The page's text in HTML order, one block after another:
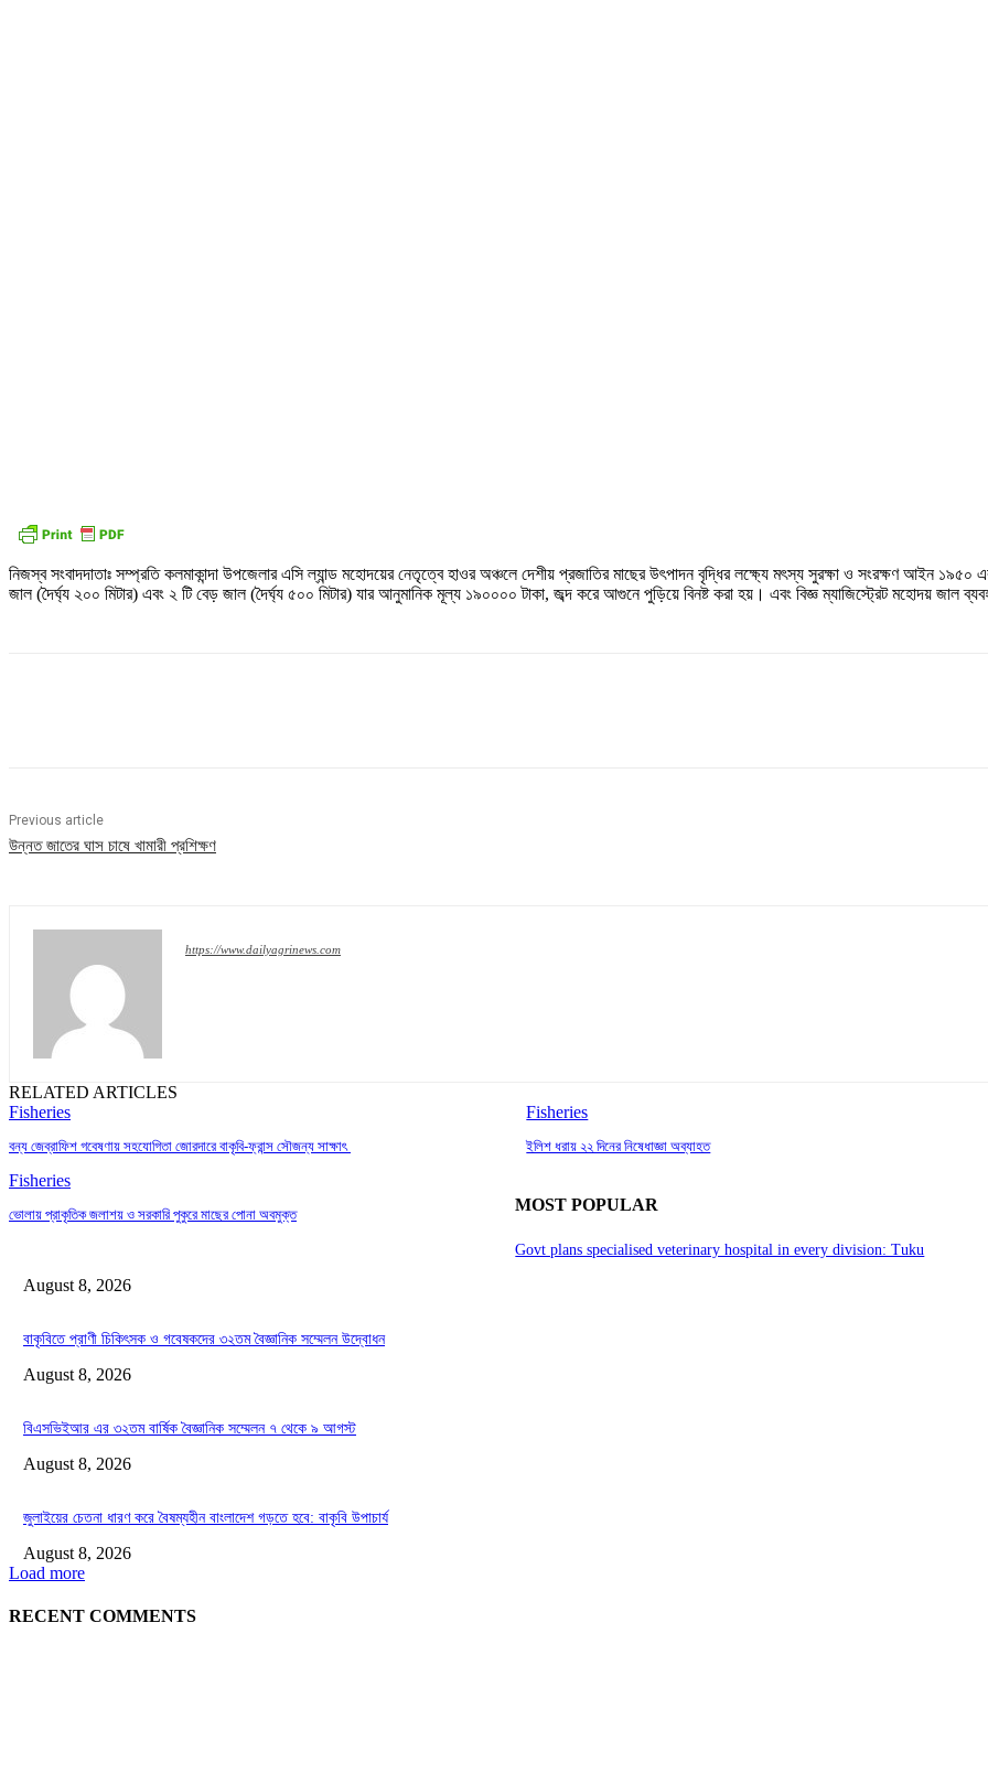
নিজস্ব সংবাদদাতাঃ সম্প্রতি কলমাকান্দা উপজেলার এসি ল্যান্ড মহোদয়ের নেতৃত্বে হাওর অঞ্চলে দেশীয় প্রজাতির মাছের উৎপাদন বৃদ্ধির লক্ষ্যে মৎস্য সুরক্ষা ও সংরক্ষণ আইন
জাল (দৈর্ঘ্য ২০০ মিটার) এবং ২ টি বেড় জাল (দৈর্ঘ্য ৫০০ মিটার) যার আনুমানিক মূল্য ১৯০০০০ টাকা, জব্দ করে আগুনে পুড়িয়ে বিনষ্ট করা হয়। এবং বিজ্ঞ ম্যাজিস্ট্রেট মহোদয় জাল
Previous article
উন্নত জাতের ঘাস চাষে খামারী প্রশিক্ষণ
https://www.dailyagrinews.com
RELATED ARTICLES
Fisheries
বন্য জেব্রাফিশ গবেষণায় সহযোগিতা জোরদারে বাকৃবি-ফ্রান্স সৌজন্য সাক্ষাৎ
Fisheries
ইলিশ ধরায় ২২ দিনের নিষেধাজ্ঞা অব্যাহত
Fisheries
ভোলায় প্রাকৃতিক জলাশয় ও সরকারি পুকুরে মাছের পোনা অবমুক্ত
MOST POPULAR
Govt plans specialised veterinary hospital in every division: Tuku
August 8, 2026
বাকৃবিতে প্রাণী চিকিৎসক ও গবেষকদের ৩২তম বৈজ্ঞানিক সম্মেলন উদ্বোধন
August 8, 2026
বিএসভিইআর এর ৩২তম বার্ষিক বৈজ্ঞানিক সম্মেলন ৭ থেকে ৯ আগস্ট
August 8, 2026
জুলাইয়ের চেতনা ধারণ করে বৈষম্যহীন বাংলাদেশ গড়তে হবে: বাকৃবি উপাচার্য
August 8, 2026
Load more
RECENT COMMENTS